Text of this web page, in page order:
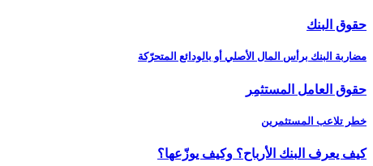
حقوق البنك
مضاربة البنك برأس المال الأصلي أو بالودائع المتحرّكة
حقوق العامل المستثمِر
خطر تلاعب المستثمرين
كيف يعرف البنك الأرباح؟ وكيف يوزّعها؟